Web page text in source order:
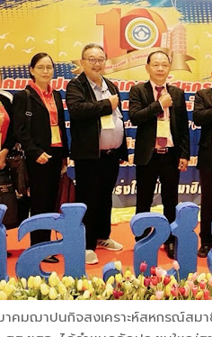
คมฌาปนกิจสงเคราะห์สหกรณ์ส